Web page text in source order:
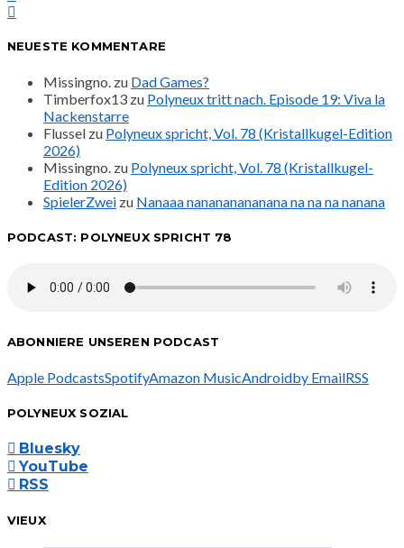
NEUESTE KOMMENTARE
Missingno. zu Dad Games?
Timberfox13 zu Polyneux tritt nach. Episode 19: Viva la
Nackenstarre
Flussel zu Polyneux spricht, Vol. 78 (Kristallkugel-Edition
2026)
Missingno. zu Polyneux spricht, Vol. 78 (Kristallkugel-
Edition 2026)
SpielerZwei zu Nanaaa nanananananana na na na nanana
PODCAST: POLYNEUX SPRICHT 78
ABONNIERE UNSEREN PODCAST
Apple PodcastsSpotifyAmazon MusicAndroidby EmailRSS
POLYNEUX SOZIAL
Bluesky
YouTube
RSS
VIEUX